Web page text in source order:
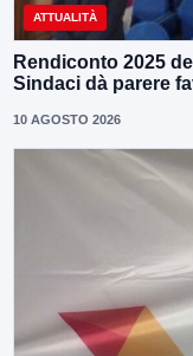
ATTUALITÀ
Rendiconto 2025
Sindaci dà parere
10 AGOSTO 2026